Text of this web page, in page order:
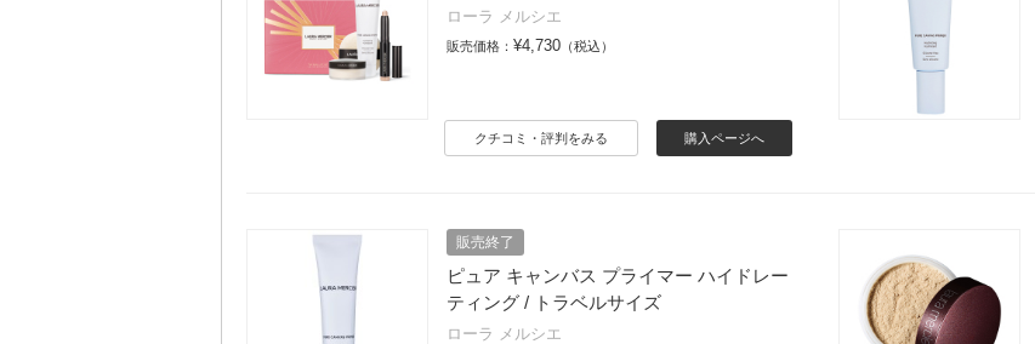
ローラ メルシエ
販売価格： ¥4,730 （税込）
購入ページへ
クチコミ・評判をみる
販売終了
ピュア キャンバス プライマー ハイドレー
ティング / トラベルサイズ
ローラ メルシエ